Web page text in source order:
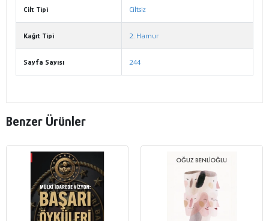
Cilt Tipi Ciltsiz
Kağıt Tipi 2. Hamur
Sayfa Sayısı 244
Benzer Ürünler